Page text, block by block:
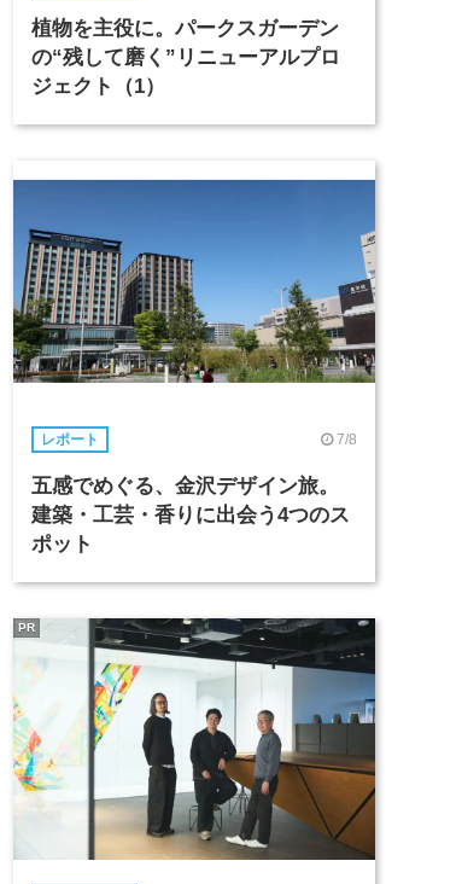
植物を主役に。パークスガーデン
の“残して磨く”リニューアルプロ
ジェクト（1）
レポート 7/8
五感でめぐる、金沢デザイン旅。
建築・工芸・香りに出会う4つのス
ポット
PR